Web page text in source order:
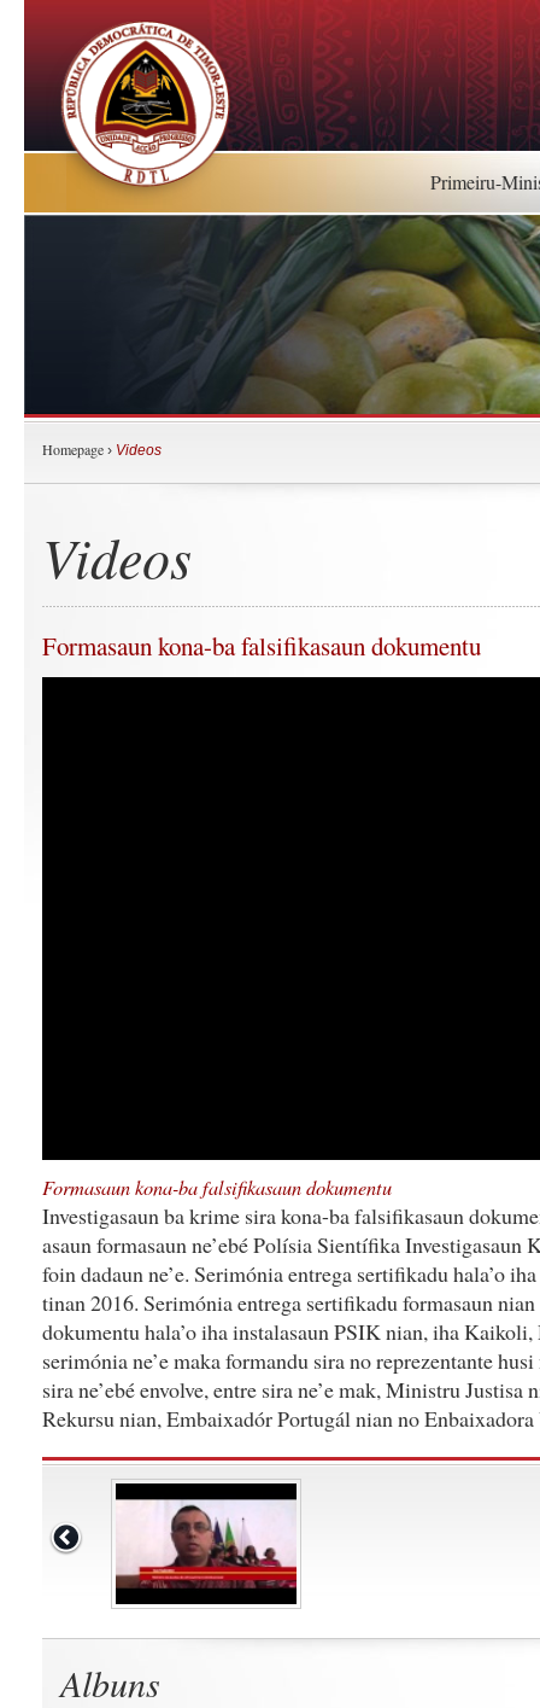
Primeiru-
Homepage › Videos
Videos
Formasaun kona-ba falsifikasaun dokumentu
Formasaun kona-ba falsifikasaun dokumentu
Investigasaun ba krime sira kona-ba falsifikasaun
asaun formasaun ne’ebé Polísia Sientífika Investigasaun
foin dadaun ne’e. Serimónia entrega sertifikadu hala’o
tinan 2016. Serimónia entrega sertifikadu formasaun
dokumentu hala’o iha instalasaun PSIK nian, iha
serimónia ne’e maka formandu sira no reprezentante
sira ne’ebé envolve, entre sira ne’e mak, Ministru Justisa
Rekursu nian, Embaixadór Portugál nian no
Albuns